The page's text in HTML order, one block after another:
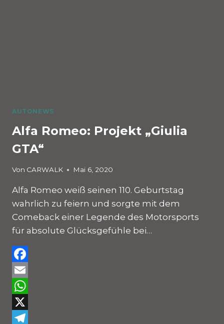
AUTONEWS
Alfa Romeo: Projekt „Giulia
GTA“
Von CARWALK Mai 6, 2020
Alfa Romeo weiß seinen 110. Geburtstag
wahrlich zu feiern und sorgte mit dem
Comeback einer Legende des Motorsports
für absolute Glücksgefühle bei…
Facebook
Email
WhatsApp
X